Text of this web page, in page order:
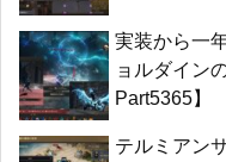
実装から一
ョルダイン
Part5365】
テルミアン